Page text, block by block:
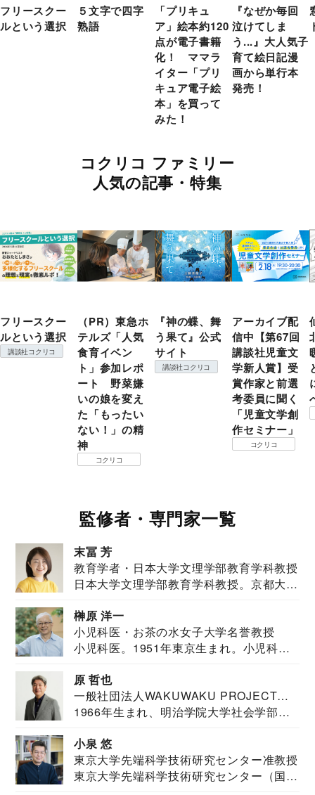
フリースクー
ルという選択
５文字で四字
熟語
「プリキュ
ア」絵本約120
点が電子書籍
化！ ママラ
イター「プリ
キュア電子絵
本」を買って
みた！
『なぜか毎回
泣けてしま
う...』大人気子
育て絵日記漫
画から単行本
発売！
コクリコ ファミリー
人気の記事・特集
フリースクー
ルという選択
講談社コクリコ
（PR）東急ホ
テルズ「人気
食育イベン
ト」参加レポ
ート 野菜嫌
いの娘を変え
た「もったい
ない！」の精
神
コクリコ
『神の蝶、舞
う果て』公式
サイト
講談社コクリコ
アーカイブ配
信中【第67回
講談社児童文
学新人賞】受
賞作家と前選
考委員に聞く
「児童文学創
作セミナー」
コクリコ
監修者・専門家一覧
末冨 芳
教育学者・日本大学文理学部教育学科教授
日本大学文理学部教育学科教授。京都大学
榊原 洋一
小児科医・お茶の水女子大学名誉教授
小児科医。1951年東京生まれ。小児科
原 哲也
一般社団法人WAKUWAKU PROJECT
JAPAN代表・言語聴覚士・社会福祉士
1966年生まれ、明治学院大学社会学部福
小泉 悠
東京大学先端科学技術研究センター准教授
東京大学先端科学技術研究センター（国際